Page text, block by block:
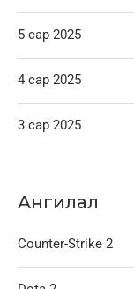
5 сар 2025
4 сар 2025
3 сар 2025
Ангилал
Counter-Strike 2